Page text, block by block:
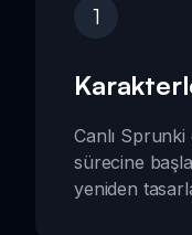
1
Canlı Sprunki
sürecine
yeniden